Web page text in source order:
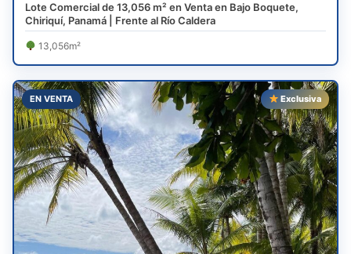
Lote Comercial de 13,056 m² en Venta en Bajo Boquete,
Chiriquí, Panamá | Frente al Río Caldera
13,056m²
EN VENTA Exclusiva